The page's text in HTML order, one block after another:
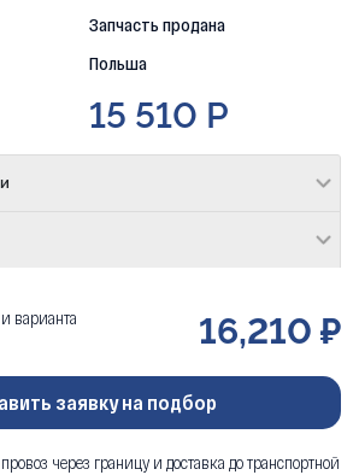
Запчасть продана
Польша
15 510 Р
варианта
16,210 ₽
заявку на подбор
через границу и доставка до транспортной